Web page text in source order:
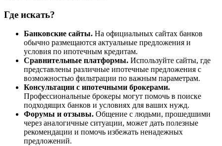
Где искать?
Банковские сайты. На официальных сайтах банков
обычно размещаются актуальные предложения и
условия по ипотечным кредитам.
Сравнительные платформы. Используйте сайты, где
представлены различные ипотечные предложения с
возможностью фильтрации по важным параметрам.
Консультации с ипотечными брокерами.
Профессиональные брокеры могут помочь в поиске
подходящих банков и условиях для ваших нужд.
Форумы и отзывы. Общение с людьми, прошедшими
через аналогичные ситуации, может дать полезные
рекомендации и помочь избежать ненадежных
предложений.